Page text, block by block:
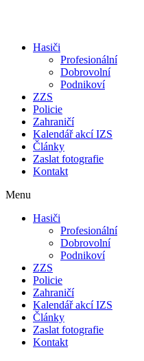
Hasiči
Profesionální
Dobrovolní
Podnikoví
ZZS
Policie
Zahraničí
Kalendář akcí IZS
Články
Zaslat fotografie
Kontakt
Menu
Hasiči
Profesionální
Dobrovolní
Podnikoví
ZZS
Policie
Zahraničí
Kalendář akcí IZS
Články
Zaslat fotografie
Kontakt